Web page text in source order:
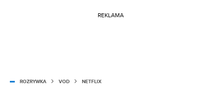
REKLAMA
ROZRYWKA VOD NETFLIX